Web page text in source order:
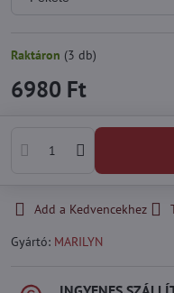
Raktáron (3 db)
6980 Ft
Add a Kedvencekhez
Gyártó: MARILYN